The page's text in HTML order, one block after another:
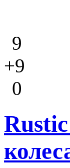
9
+9
0